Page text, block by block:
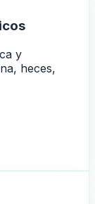
y
heces,